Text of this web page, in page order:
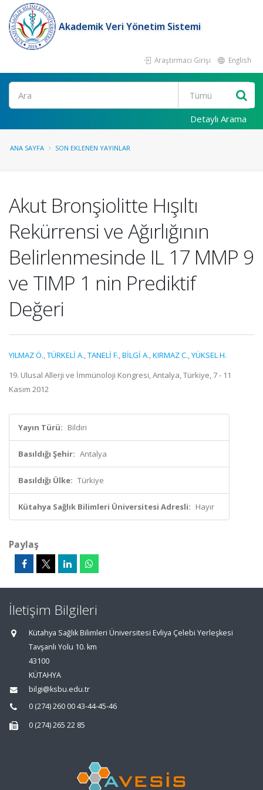
Akademik Veri Yönetim Sistemi
Araştırmacı Girişi English
Ara
Detaylı Arama
ANA SAYFA SON EKLENEN YAYINLAR
Akut Bronşiolitte Hışıltı
Rekürrensi ve Ağırlığının
Belirlenmesinde IL 17 MMP 9
ve TIMP 1 nin Prediktif
Değeri
YILMAZ Ö.,TÜRKELİ A.,TANELİ F.,BİLGİ A.,KIRMAZ C.,YÜKSEL H.
19. Ulusal Allerji ve İmmünoloji Kongresi, Antalya, Türkiye, 7 - 11
Kasım 2012
Yayın Türü: Bildiri
Basıldığı Şehir: Antalya
Basıldığı Ülke: Türkiye
Kütahya Sağlık Bilimleri Üniversitesi Adresli: Hayır
Paylaş
İletişim Bilgileri
Kütahya Sağlık Bilimleri Üniversitesi Evliya Çelebi Yerleşkesi
Tavşanlı Yolu 10. km
43100
KÜTAHYA
bilgi@ksbu.edu.tr
0 (274) 260 00 43-44-45-46
0 (274) 265 22 85